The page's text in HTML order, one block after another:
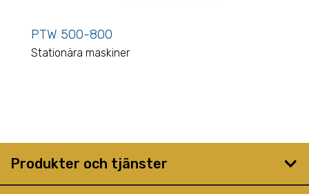
PTW 500-800
Stationära maskiner
Produkter och tjänster